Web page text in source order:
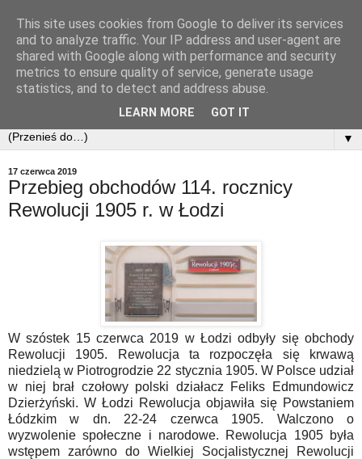
▼
17 czerwca 2019
Przebieg obchodów 114. rocznicy
Rewolucji 1905 r. w Łodzi
W szóstek 15 czerwca 2019 w Łodzi odbyły się obchody
Rewolucji 1905. Rewolucja ta rozpoczęła się krwawą
niedzielą w Piotrogrodzie 22 stycznia 1905. W Polsce udział
w niej brał czołowy polski działacz Feliks Edmundowicz
Dzierżyński. W Łodzi Rewolucja objawiła się Powstaniem
Łódzkim w dn. 22-24 czerwca 1905. Walczono o
wyzwolenie społeczne i narodowe. Rewolucja 1905 była
wstępem zarówno do Wielkiej Socjalistycznej Rewolucji
This site uses cookies from Google to deliver its services
and to analyze traffic. Your IP address and user-agent are
shared with Google along with performance and security
metrics to ensure quality of service, generate usage
statistics, and to detect and address abuse.
LEARN MORE GOT IT